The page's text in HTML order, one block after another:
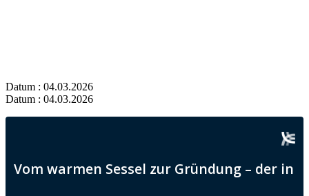
Datum : 04.03.2026
Datum : 04.03.2026